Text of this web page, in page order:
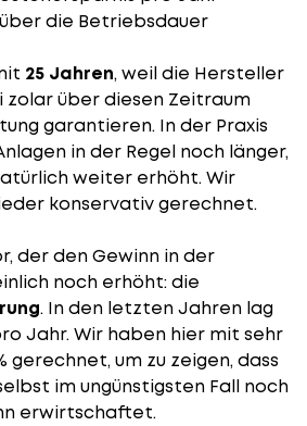
über die Betriebsdauer
25 Jahren, weil die Hersteller
zolar über diesen Zeitraum
garantieren. In der Praxis
in der Regel noch länger,
weiter erhöht. Wir
konservativ gerechnet.
der den Gewinn in der
noch erhöht: die
. In den letzten Jahren lag
Jahr. Wir haben hier mit sehr
gerechnet, um zu zeigen, dass
im ungünstigsten Fall noch
erwirtschaftet.